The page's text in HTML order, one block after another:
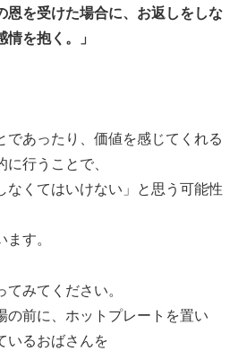
恩を受けた場合に、お返しをしな
を抱く。」
であったり、価値を感じてくれる
行うことで、
なくてはいけない」と思う可能性
す。
てみてください。
の前に、ホットプレートを置い
いるおばさんを